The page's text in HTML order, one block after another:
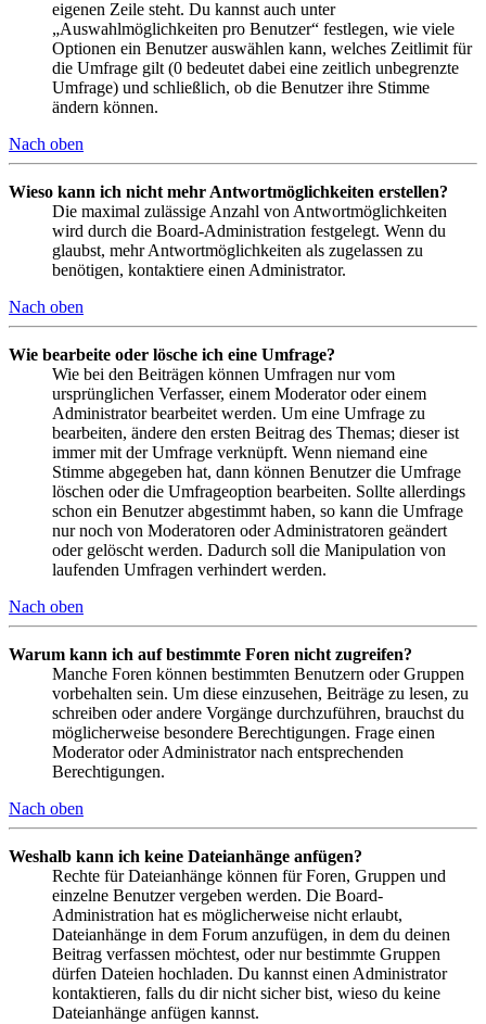
eigenen Zeile steht. Du kannst auch unter
„Auswahlmöglichkeiten pro Benutzer“ festlegen, wie viele
Optionen ein Benutzer auswählen kann, welches Zeitlimit für
die Umfrage gilt (0 bedeutet dabei eine zeitlich unbegrenzte
Umfrage) und schließlich, ob die Benutzer ihre Stimme
ändern können.
Nach oben
Wieso kann ich nicht mehr Antwortmöglichkeiten erstellen?
Die maximal zulässige Anzahl von Antwortmöglichkeiten
wird durch die Board-Administration festgelegt. Wenn du
glaubst, mehr Antwortmöglichkeiten als zugelassen zu
benötigen, kontaktiere einen Administrator.
Nach oben
Wie bearbeite oder lösche ich eine Umfrage?
Wie bei den Beiträgen können Umfragen nur vom
ursprünglichen Verfasser, einem Moderator oder einem
Administrator bearbeitet werden. Um eine Umfrage zu
bearbeiten, ändere den ersten Beitrag des Themas; dieser ist
immer mit der Umfrage verknüpft. Wenn niemand eine
Stimme abgegeben hat, dann können Benutzer die Umfrage
löschen oder die Umfrageoption bearbeiten. Sollte allerdings
schon ein Benutzer abgestimmt haben, so kann die Umfrage
nur noch von Moderatoren oder Administratoren geändert
oder gelöscht werden. Dadurch soll die Manipulation von
laufenden Umfragen verhindert werden.
Nach oben
Warum kann ich auf bestimmte Foren nicht zugreifen?
Manche Foren können bestimmten Benutzern oder Gruppen
vorbehalten sein. Um diese einzusehen, Beiträge zu lesen, zu
schreiben oder andere Vorgänge durchzuführen, brauchst du
möglicherweise besondere Berechtigungen. Frage einen
Moderator oder Administrator nach entsprechenden
Berechtigungen.
Nach oben
Weshalb kann ich keine Dateianhänge anfügen?
Rechte für Dateianhänge können für Foren, Gruppen und
einzelne Benutzer vergeben werden. Die Board-
Administration hat es möglicherweise nicht erlaubt,
Dateianhänge in dem Forum anzufügen, in dem du deinen
Beitrag verfassen möchtest, oder nur bestimmte Gruppen
dürfen Dateien hochladen. Du kannst einen Administrator
kontaktieren, falls du dir nicht sicher bist, wieso du keine
Dateianhänge anfügen kannst.